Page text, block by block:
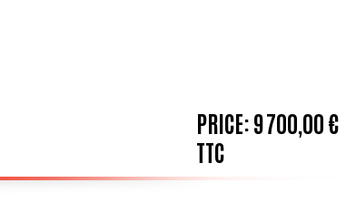
PRICE:9 700,00 €
TTC